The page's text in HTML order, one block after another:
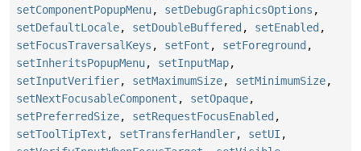
setComponentPopupMenu, setDebugGraphicsOptions ,
setDefaultLocale, setDoubleBuffered , setEnabled ,
setFocusTraversalKeys , setFont , setForeground ,
setInheritsPopupMenu, setInputMap,
setInputVerifier, setMaximumSize, setMinimumSize,
setNextFocusableComponent , setOpaque,
setPreferredSize, setRequestFocusEnabled ,
setToolTipText , setTransferHandler, setUI ,